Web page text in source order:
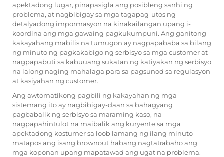
apektadong lugar, pinapasigla ang posibleng sanhi ng
problema, at nagbibigay sa mga tagapag-utos ng
detalyadong impormasyon na kinakailangan upang i-
koordina ang mga gawaing pagkukumpuni. Ang ganitong
kakayahang mabilis na tumugon ay nagpapababa sa bilang
ng minuto ng pagkakabigo ng serbisyo sa mga customer at
nagpapabuti sa kabuuang sukatan ng katiyakan ng serbisyo
na lalong naging mahalaga para sa pagsunod sa regulasyon
at kasiyahan ng customer.
Ang awtomatikong pagbili ng kakayahan ng mga
sistemang ito ay nagbibigay-daan sa bahagyang
pagbabalik ng serbisyo sa maraming kaso, na
nagpapahintulot na maibalik ang kuryente sa mga
apektadong kostumer sa loob lamang ng ilang minuto
matapos ang isang brownout habang nagtatrabaho ang
mga koponan upang mapatawad ang ugat na problema.